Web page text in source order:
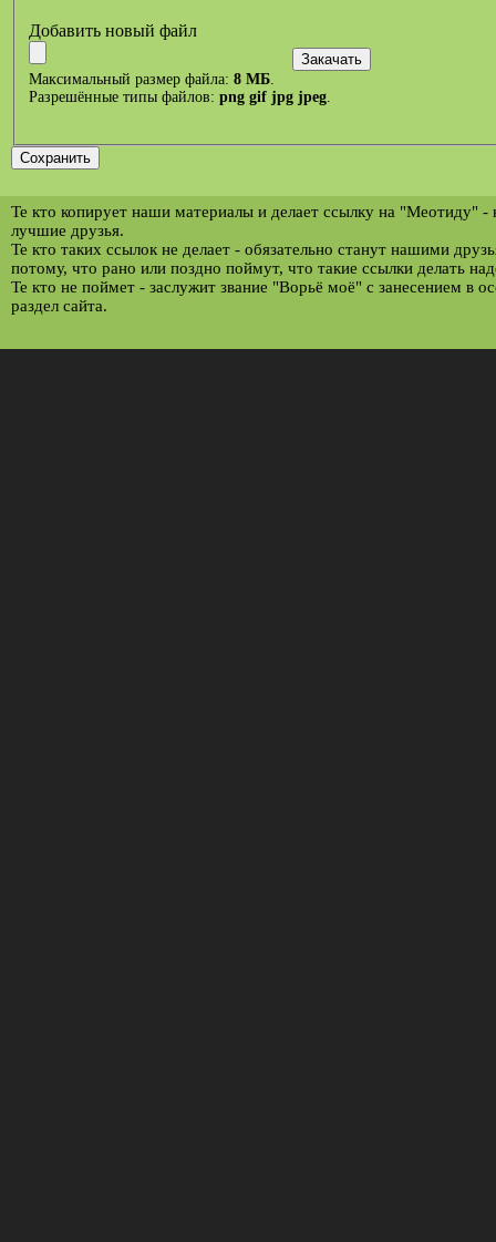
Добавить новый файл
Максимальный размер файла: 8 МБ
Разрешённые типы файлов: png gif jpg jpeg
Те кто копирует наши материалы и делает ссылку на "Меотиду" -
лучшие друзья.
Те кто таких ссылок не делает - обязательно станут нашими
потому, что рано или поздно поймут, что такие ссылки делать
Те кто не поймет - заслужит звание "Ворьё моё" с занесением в
раздел сайта.